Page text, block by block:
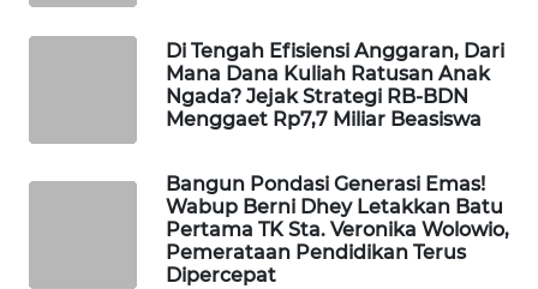
Di Tengah Efisiensi Anggaran, Dari
Mana Dana Kuliah Ratusan Anak
Ngada? Jejak Strategi RB-BDN
Menggaet Rp7,7 Miliar Beasiswa
Bangun Pondasi Generasi Emas!
Wabup Berni Dhey Letakkan Batu
Pertama TK Sta. Veronika Wolowio,
Pemerataan Pendidikan Terus
Dipercepat
SITUNGIR